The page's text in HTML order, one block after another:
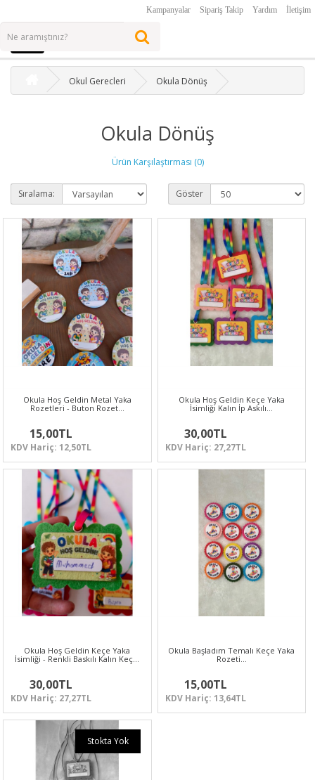
Kampanyalar Sipariş Takip Yardım İletişim
Okul Gerecleri Okula Dönüş
Okula Dönüş
Ürün Karşılaştırması (0)
Sıralama: Göster
Okula Hoş Geldin Metal Yaka
Rozetleri - Buton Rozet…
15,00TL
KDV Hariç: 12,50TL
Okula Hoş Geldin Keçe Yaka
İsimliği Kalın İp Askılı…
30,00TL
KDV Hariç: 27,27TL
Okula Hoş Geldin Keçe Yaka
İsimliği - Renkli Baskılı Kalın Keç…
30,00TL
KDV Hariç: 27,27TL
Okula Başladım Temalı Keçe Yaka
Rozeti…
15,00TL
KDV Hariç: 13,64TL
Stokta Yok